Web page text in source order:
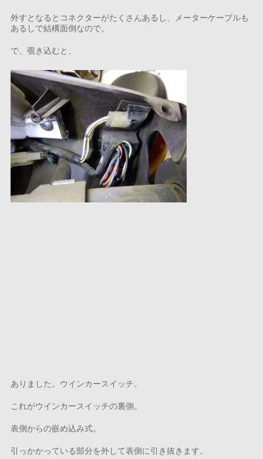
外すとなるとコネクターがたくさんあるし、メーターケーブルも
あるしで結構面倒なので。
で、覗き込むと、
ありました。ウインカースイッチ。
これがウインカースイッチの裏側。
表側からの嵌め込み式。
引っかかっている部分を外して表側に引き抜きます。